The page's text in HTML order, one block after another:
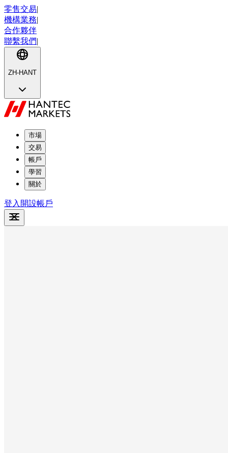
零售交易|
機構業務|
合作夥伴
聯繫我們|
ZH-HANT
市場
交易
帳戶
學習
關於
登入 開設帳戶